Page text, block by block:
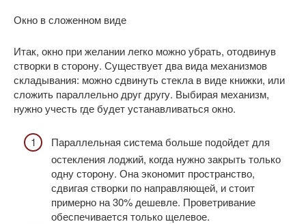
Окно в сложенном виде
Итак, окно при желании легко можно убрать, отодвинув
створки в сторону. Существует два вида механизмов
складывания: можно сдвинуть стекла в виде книжки, или
сложить параллельно друг другу. Выбирая механизм,
нужно учесть где будет устанавливаться окно.
Параллельная система больше подойдет для
остекления лоджий, когда нужно закрыть только
одну сторону. Она экономит пространство,
сдвигая створки по направляющей, и стоит
примерно на 30% дешевле. Проветривание
обеспечивается только щелевое.